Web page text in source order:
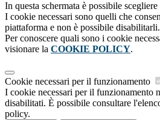
In questa schermata è possibile
I cookie necessari sono quelli che
piattaforma e non è possibile disabilitarli.
Per conoscere quali sono i cookie
visionare la COOKIE POLICY.
Cookie necessari per il funzionamento
I cookie necessari per il funzionamento
disabilitati. È possibile consultare
policy.